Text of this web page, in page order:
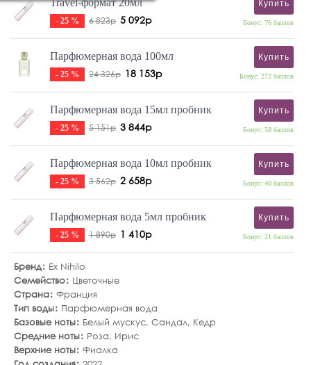
Travel-формат 20мл
- 25 % 6 823р 5 092р
Купить
Бонус: 76 баллов
Парфюмерная вода 100мл
- 25 % 24 326р 18 153р
Купить
Бонус: 272 баллов
Парфюмерная вода 15мл пробник
- 25 % 5 151р 3 844р
Купить
Бонус: 58 баллов
Парфюмерная вода 10мл пробник
- 25 % 3 562р 2 658р
Купить
Бонус: 40 баллов
Парфюмерная вода 5мл пробник
- 25 % 1 890р 1 410р
Купить
Бонус: 21 баллов
Бренд
Ex Nihilo
Семейство
Цветочные
Страна Франция
Тип воды
Парфюмерная вода
Базовые ноты
Белый мускус, Сандал, Кедр
Средние ноты
Роза, Ирис
Верхние ноты Фиалка